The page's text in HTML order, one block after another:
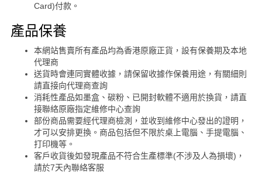
Card)付款。
產品保養
本網站售賣所有產品均為香港原廠正貨，設有保養期及本地
代理商
送貨時會連同實體收據，請保留收據作保養用途，有關細則
請直接向代理商查詢
消耗性產品如墨盒、碳粉、已開封軟體不適用於換貨，請直
接聯絡原廠指定維修中心查詢
部份商品需要經代理商檢測，並收到維修中心發出的證明，
才可以安排更換。商品包括但不限於桌上電腦、手提電腦、
打印機等。
客戶收貨後如發現產品不符合生產標準(不涉及人為損壞)，
請於7天內聯絡客服